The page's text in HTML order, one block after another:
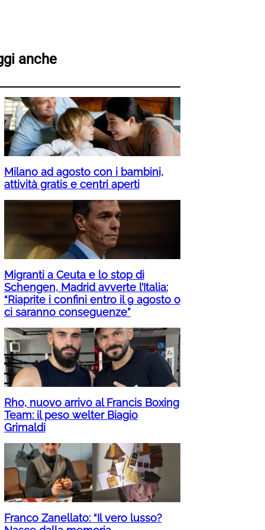
anche
Milano ad agosto con i bambini,
attività gratis e centri aperti
Migranti a Ceuta e lo stop di
Schengen, Madrid avverte l’Italia:
“Riaprite i confini entro il 9 agosto o
ci saranno conseguenze”
Rho, nuovo arrivo al Francis Boxing
Team: il peso welter Biagio
Grimaldi
Franco Zanellato: “Il vero lusso?